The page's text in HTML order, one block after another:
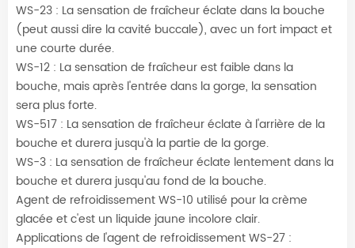
WS-23 : La sensation de fraîcheur éclate dans la bouche
(peut aussi dire la cavité buccale), avec un fort impact et
une courte durée.
WS-12 : La sensation de fraîcheur est faible dans la
bouche, mais après l'entrée dans la gorge, la sensation
sera plus forte.
WS-517 : La sensation de fraîcheur éclate à l'arrière de la
bouche et durera jusqu'à la partie de la gorge.
WS-3 : La sensation de fraîcheur éclate lentement dans la
bouche et durera jusqu'au fond de la bouche.
Agent de refroidissement WS-10 utilisé pour la crème
glacée et c'est un liquide jaune incolore clair.
Applications de l'agent de refroidissement WS-27 :